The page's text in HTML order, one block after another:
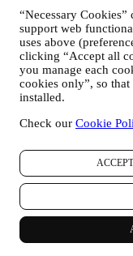
“Necessary
support web
uses above
clicking “Accept all
you manage each
cookies only”, so
installed.
Check our Cookie
B62153630, dont les
08007 Barcelone,
pourvoit (a) à Le
marketing globale et de
filiales locales Le
stratégie, ainsi que la
les parties le devoir de
3. POURQUOI
Nous pouvons traiter
POUR
Nous pouvons
concernant afin
qu’à d’autres